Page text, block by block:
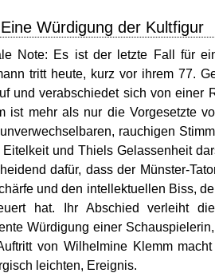
Würdigung der Kultfigur
Note: Es ist der letzte Fall für
tritt heute, kurz vor ihrem 77.
und verabschiedet sich von einer
ist mehr als nur die Vorgesetzte
rauchigen
und Thiels Gelassenheit
dafür, dass der Münster-
und den intellektuellen Biss,
hat. Ihr Abschied verleiht
Würdigung einer
von Wilhelmine Klemm
leichten, Ereignis.